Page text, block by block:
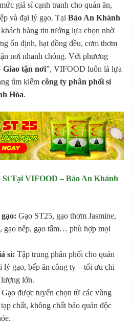
giá sỉ cạnh tranh cho quán ăn,
và đại lý gạo. Tại Bảo An Khánh
hàng tin tưởng lựa chọn nhờ
ổn định, hạt đồng đều, cơm thơm
nơi nhanh chóng. Với phương
Giao tận nơi”, VIFOOD luôn là lựa
tìm kiếm công ty phân phối sỉ
Hòa.
Tại VIFOOD – Bảo An Khánh
Gạo ST25, gạo thơm Jasmine,
gạo nếp, gạo tấm… phù hợp mọi
sỉ: Tập trung phân phối cho quán
lý gạo, bếp ăn công ty – tối ưu chi
lượng lớn.
Gạo được tuyển chọn từ các vùng
chất, không chất bảo quản độc